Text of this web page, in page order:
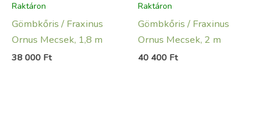
Raktáron
Gömbkőris / Fraxinus
Ornus Mecsek, 1,8 m
38 000 Ft
Raktáron
Gömbkőris / Fraxinus
Ornus Mecsek, 2 m
40 400 Ft